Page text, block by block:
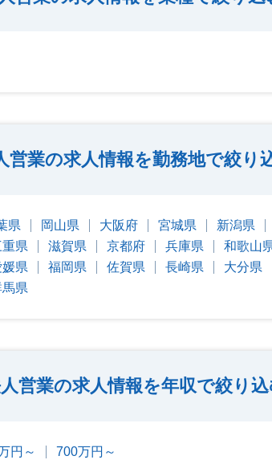
営業の求人情報を勤務地で絞り
県 岡山県 大阪府 宮城県
新潟県
重県 滋賀県 京都府 兵庫県
和歌山
県 福岡県 佐賀県 長崎県
大分県
県
営業の求人情報を年収で絞り
円～ 700万円～